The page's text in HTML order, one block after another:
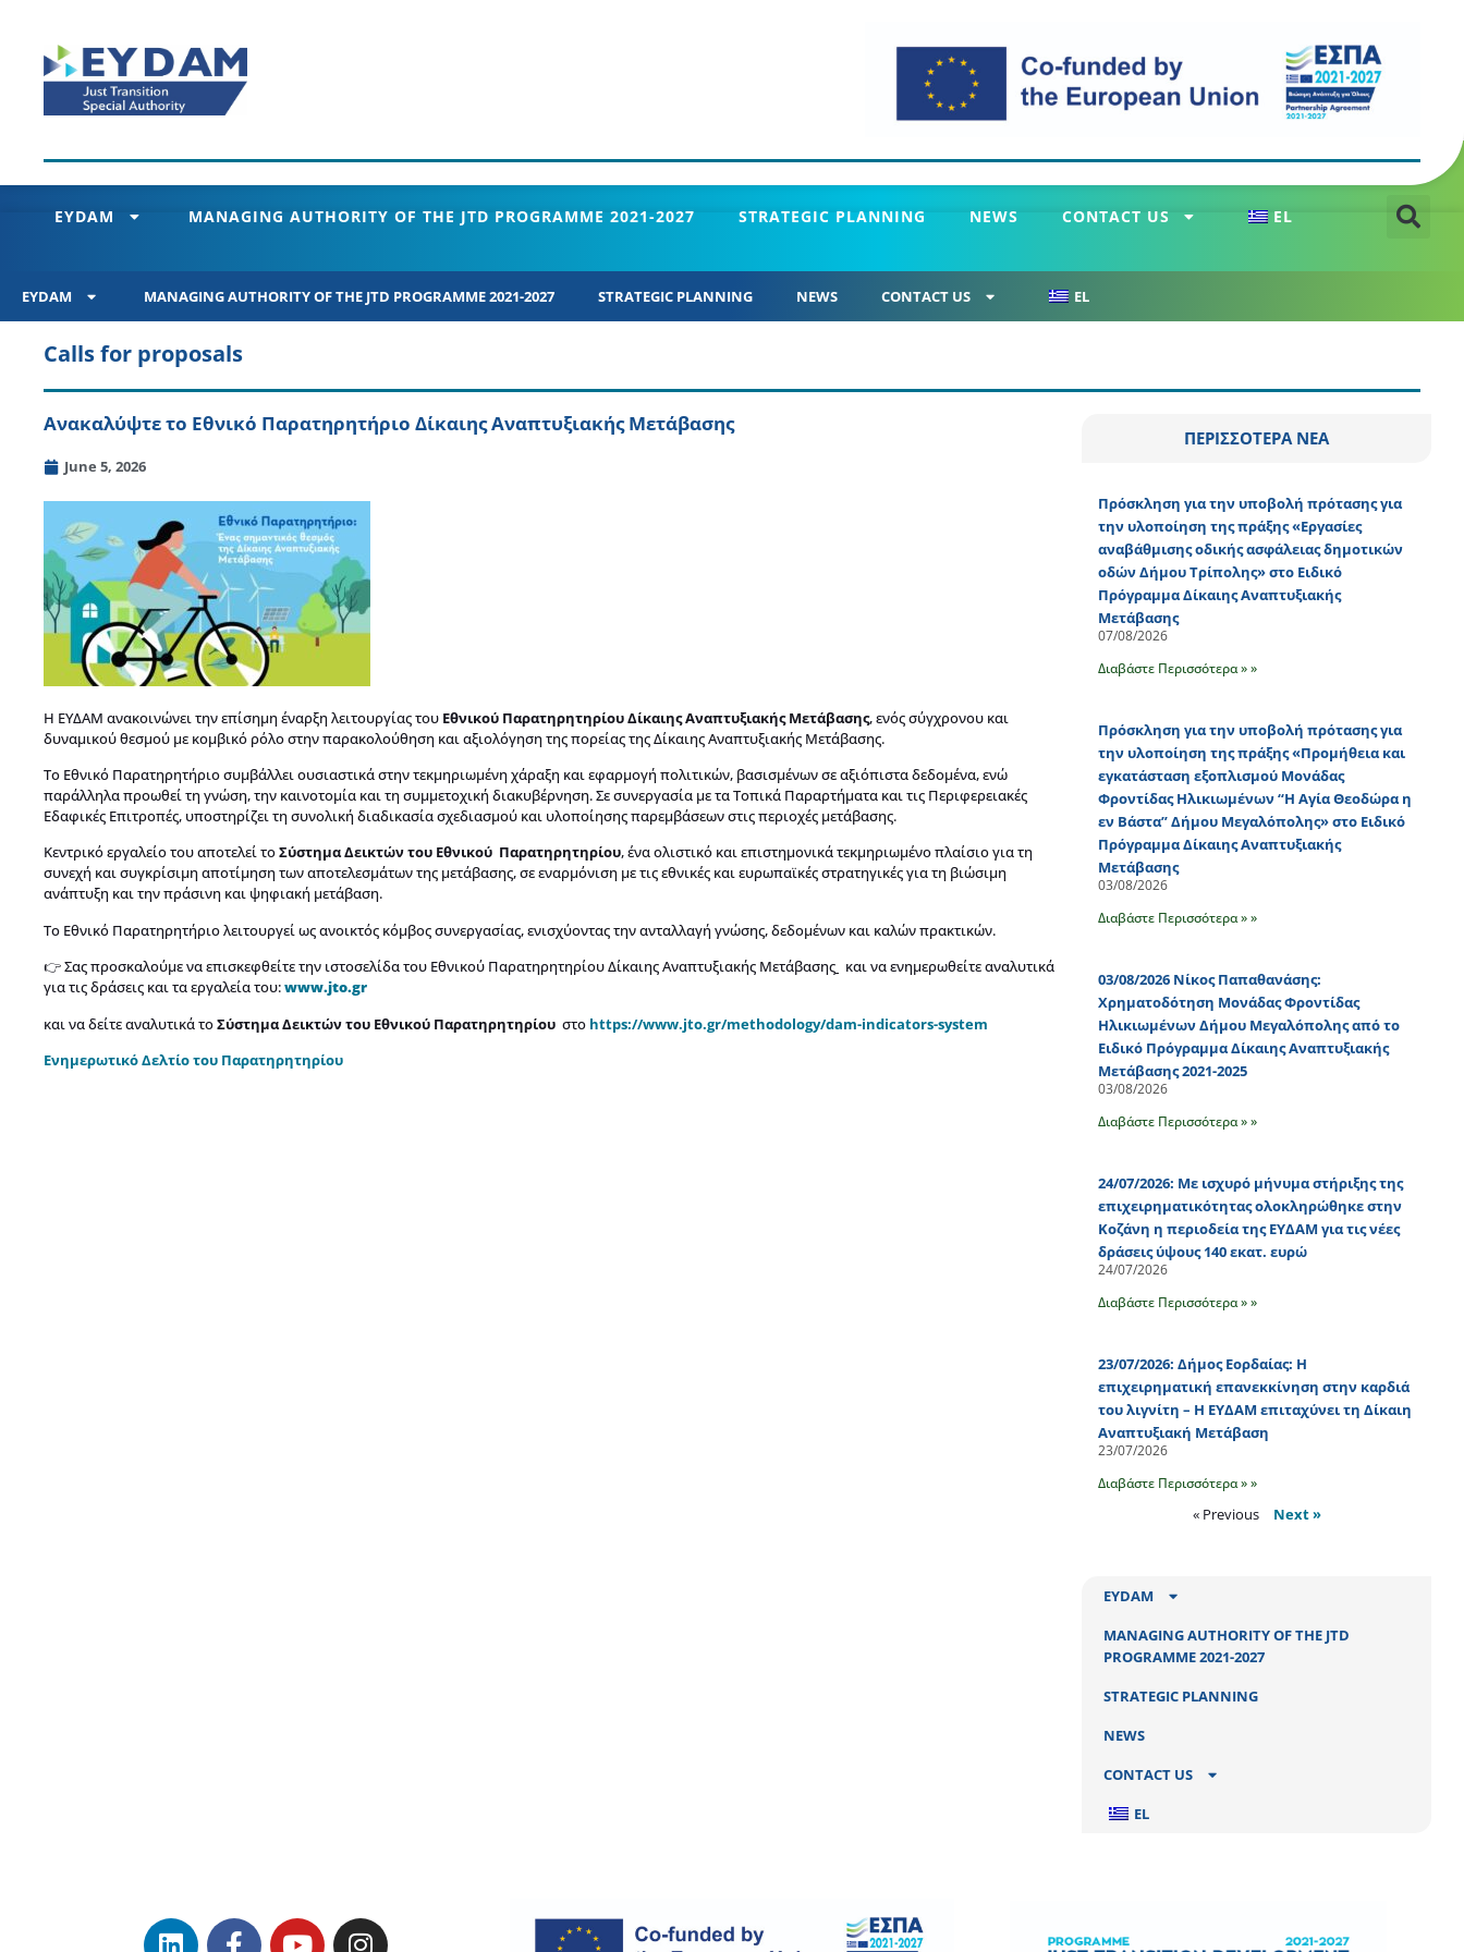
EYDAM MANAGING AUTHORITY OF THE JTD PROGRAMME 2021-2027 STRATEGIC PLANNING NEWS CONTACT US EL
EYDAM MANAGING AUTHORITY OF THE JTD PROGRAMME 2021-2027 STRATEGIC PLANNING NEWS CONTACT US EL
Calls for proposals
Ανακαλύψτε το Εθνικό Παρατηρητήριο Δίκαιης Αναπτυξιακής Μετάβασης
June 5, 2026
Η ΕΥΔΑΜ ανακοινώνει την επίσημη έναρξη λειτουργίας του Εθνικού Παρατηρητηρίου Δίκαιης Αναπτυξιακής Μετάβασης, ενός σύγχρονου και
δυναμικού θεσμού με κομβικό ρόλο στην παρακολούθηση και αξιολόγηση της πορείας της Δίκαιης Αναπτυξιακής Μετάβασης.
Το Εθνικό Παρατηρητήριο συμβάλλει ουσιαστικά στην τεκμηριωμένη χάραξη και εφαρμογή πολιτικών, βασισμένων σε αξιόπιστα δεδομένα, ενώ
παράλληλα προωθεί τη γνώση, την καινοτομία και τη συμμετοχική διακυβέρνηση. Σε συνεργασία με τα Τοπικά Παραρτήματα και τις Περιφερειακές
Εδαφικές Επιτροπές, υποστηρίζει τη συνολική διαδικασία σχεδιασμού και υλοποίησης παρεμβάσεων στις περιοχές μετάβασης.
Κεντρικό εργαλείο του αποτελεί τοΣύστημα Δεικτών του Εθνικού Παρατηρητηρίου, ένα ολιστικό και επιστημονικά τεκμηριωμένο πλαίσιο για τη
συνεχή και συγκρίσιμη αποτίμηση των αποτελεσμάτων της μετάβασης, σε εναρμόνιση με τις εθνικές και ευρωπαϊκές στρατηγικές για τη βιώσιμη
ανάπτυξη και την πράσινη και ψηφιακή μετάβαση.
Το Εθνικό Παρατηρητήριο λειτουργεί ως ανοικτός κόμβος συνεργασίας, ενισχύοντας την ανταλλαγή γνώσης, δεδομένων και καλών πρακτικών.
👉 Σας προσκαλούμε να επισκεφθείτε την ιστοσελίδα του Εθνικού Παρατηρητηρίου Δίκαιης Αναπτυξιακής Μετάβασης και να ενημερωθείτε αναλυτικά
για τις δράσεις και τα εργαλεία του:www.jto.gr
και να δείτε αναλυτικά τοΣύστημα Δεικτών του Εθνικού Παρατηρητηρίου στο https://www.jto.gr/methodology/dam-indicators-system
Ενημερωτικό Δελτίο του Παρατηρητηρίου
ΠΕΡΙΣΣΟΤΕΡΑ ΝΕΑ
Πρόσκληση για την υποβολή πρότασης για
την υλοποίηση της πράξης «Εργασίες
αναβάθμισης οδικής ασφάλειας δημοτικών
οδών Δήμου Τρίπολης» στο Ειδικό
Πρόγραμμα Δίκαιης Αναπτυξιακής
Μετάβασης
07/08/2026
Διαβάστε Περισσότερα » »
Πρόσκληση για την υποβολή πρότασης για
την υλοποίηση της πράξης «Προμήθεια και
εγκατάσταση εξοπλισμού Μονάδας
Φροντίδας Ηλικιωμένων “Η Αγία Θεοδώρα η
εν Βάστα” Δήμου Μεγαλόπολης» στο Ειδικό
Πρόγραμμα Δίκαιης Αναπτυξιακής
Μετάβασης
03/08/2026
Διαβάστε Περισσότερα » »
03/08/2026 Νίκος Παπαθανάσης:
Χρηματοδότηση Μονάδας Φροντίδας
Ηλικιωμένων Δήμου Μεγαλόπολης από το
Ειδικό Πρόγραμμα Δίκαιης Αναπτυξιακής
Μετάβασης 2021-2025
03/08/2026
Διαβάστε Περισσότερα » »
24/07/2026: Με ισχυρό μήνυμα στήριξης της
επιχειρηματικότητας ολοκληρώθηκε στην
Κοζάνη η περιοδεία της ΕΥΔΑΜ για τις νέες
δράσεις ύψους 140 εκατ. ευρώ
24/07/2026
Διαβάστε Περισσότερα » »
23/07/2026: Δήμος Εορδαίας: Η
επιχειρηματική επανεκκίνηση στην καρδιά
του λιγνίτη – Η ΕΥΔΑΜ επιταχύνει τη Δίκαιη
Αναπτυξιακή Μετάβαση
23/07/2026
Διαβάστε Περισσότερα » »
« Previous Next »
EYDAM
MANAGING AUTHORITY OF THE JTD
PROGRAMME 2021-2027
STRATEGIC PLANNING
NEWS
CONTACT US
EL